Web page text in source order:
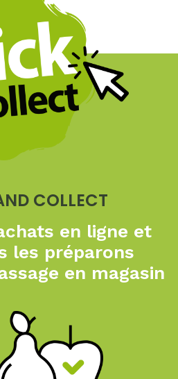
COLLECT
en ligne et
les préparons
en magasin